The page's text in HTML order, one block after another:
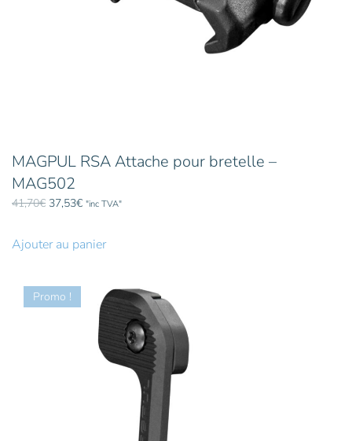
MAGPUL RSA Attache pour bretelle –
MAG502
41,70€ Le
était :
37,53€Le
est :
"inc TVA"
Ajouter au panier
Promo !